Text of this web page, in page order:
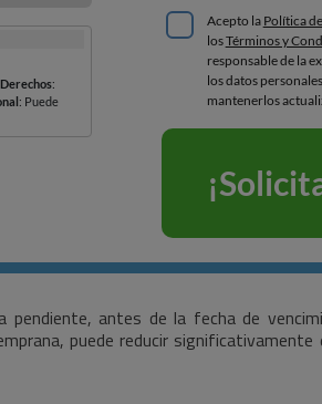
antes de la fecha de
puede reducir